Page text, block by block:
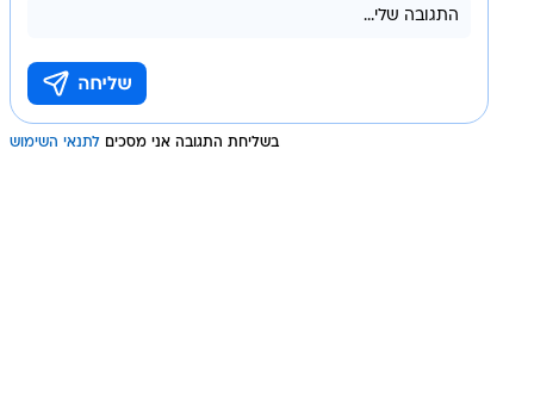
בשליחת התגובה אני מסכים לתנאי השימוש